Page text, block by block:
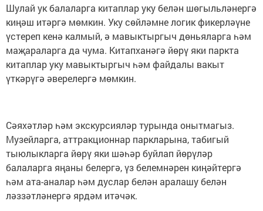
Шулай ук балаларга китаплар уку белән шөгыльләнергә
киңәш итәргә мөмкин. Уку сөйләмне логик фикерләүне
үстереп кенә калмый, ә мавыктыргыч дөньяларга һәм
маҗараларга да чума. Китапханәгә йөрү яки паркта
китаплар уку мавыктыргыч һәм файдалы вакыт
үткәрүгә әверелергә мөмкин.
Сәяхәтләр һәм экскурсияләр турында онытмагыз.
Музейларга, аттракционнар паркларына, табигый
тыюлыкларга йөрү яки шәһәр буйлап йөрүләр
балаларга яңаны белергә, үз белемнәрен киңәйтергә
һәм ата-аналар һәм дуслар белән аралашу белән
ләззәтләнергә ярдәм итәчәк.